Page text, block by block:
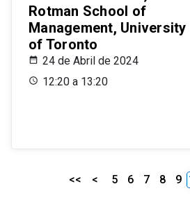
Rotman School of
Management, University
of Toronto
24 de Abril de 2024
12:20 a 13:20
<< < 5 6 7 8 9